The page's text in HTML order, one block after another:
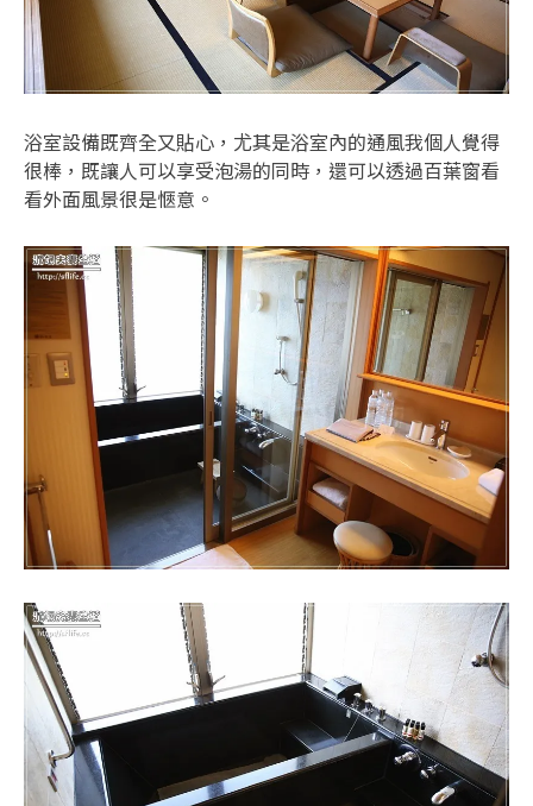
浴室設備既齊全又貼心，尤其是浴室內的通風我個人覺得
很棒，既讓人可以享受泡湯的同時，還可以透過百葉窗看
看外面風景很是愜意。